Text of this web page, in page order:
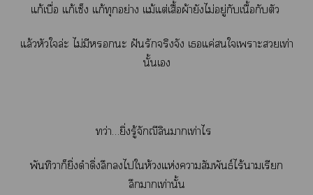
แก้เบื่อ แก้เซ็ง แก้ทุกอย่าง แม้แต่เสื้อผ้ายังไม่อยู่กับเนื้อกับตัว
แล้วหัวใล่ะ ไม่มีะ ฝันรักจริงจัง เแค่ใเาะเท่า
นั้นเ
ทว่า…ยิ่งรู้จักฌีลิากเท่าไร
พันทิวาก็ยิ่งดำดิ่งลึกไให้วงแห่งาสัมพันธ์ไร้าเรียก
ลึกาเท่านั้น